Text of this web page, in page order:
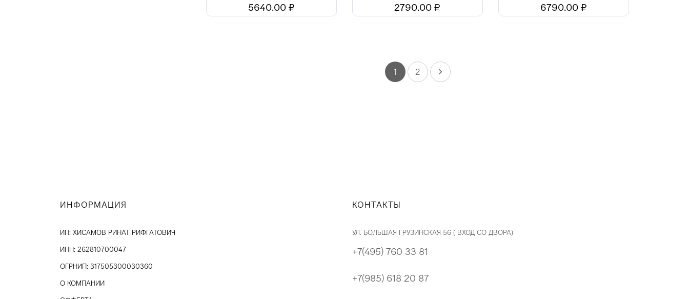
5640.00 ₽ 2790.00 ₽ 6790.00 ₽
1 2
ИНФОРМАЦИЯ
ИП: ХИСАМОВ РИНАТ РИФГАТОВИЧ
ИНН: 262810700047
ОГРНИП: 317505300030360
О КОМПАНИИ
КОНТАКТЫ
УЛ. БОЛЬШАЯ ГРУЗИНСКАЯ 56 ( ВХОД СО ДВОРА)
+7(495) 760 33 81
+7(985) 618 20 87